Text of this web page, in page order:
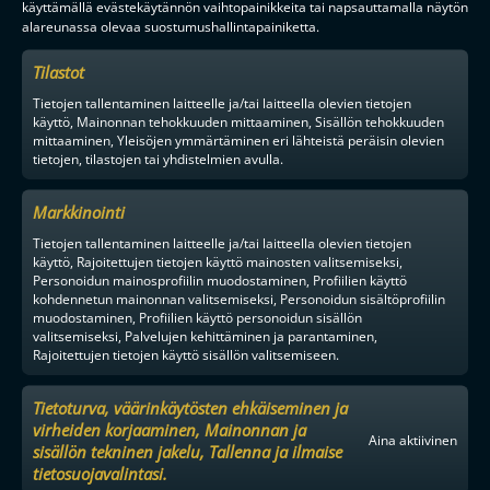
käyttämällä evästekäytännön vaihtopainikkeita tai napsauttamalla näytön
alareunassa olevaa suostumushallintapainiketta.
Tilastot
Tietojen tallentaminen laitteelle ja/tai laitteella olevien tietojen
käyttö, Mainonnan tehokkuuden mittaaminen, Sisällön tehokkuuden
mittaaminen, Yleisöjen ymmärtäminen eri lähteistä peräisin olevien
tietojen, tilastojen tai yhdistelmien avulla.
Markkinointi
Tietojen tallentaminen laitteelle ja/tai laitteella olevien tietojen
käyttö, Rajoitettujen tietojen käyttö mainosten valitsemiseksi,
Personoidun mainosprofiilin muodostaminen, Profiilien käyttö
kohdennetun mainonnan valitsemiseksi, Personoidun sisältöprofiilin
muodostaminen, Profiilien käyttö personoidun sisällön
valitsemiseksi, Palvelujen kehittäminen ja parantaminen,
Rajoitettujen tietojen käyttö sisällön valitsemiseen.
Tietoturva, väärinkäytösten ehkäiseminen ja
virheiden korjaaminen, Mainonnan ja
sisällön tekninen jakelu, Tallenna ja ilmaise
tietosuojavalintasi.
Aina aktiivinen